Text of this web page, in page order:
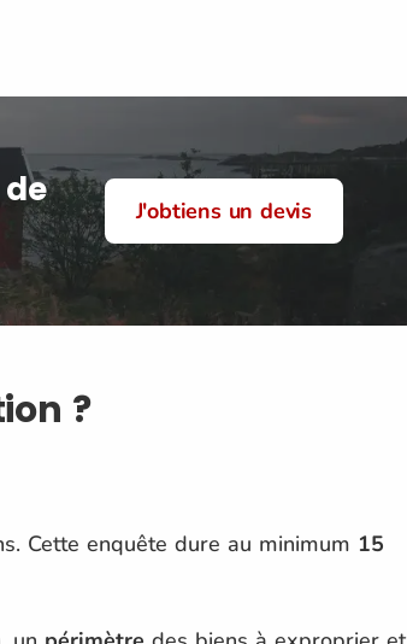
J'obtiens un devis
?
Cette enquête dure au minimum 15